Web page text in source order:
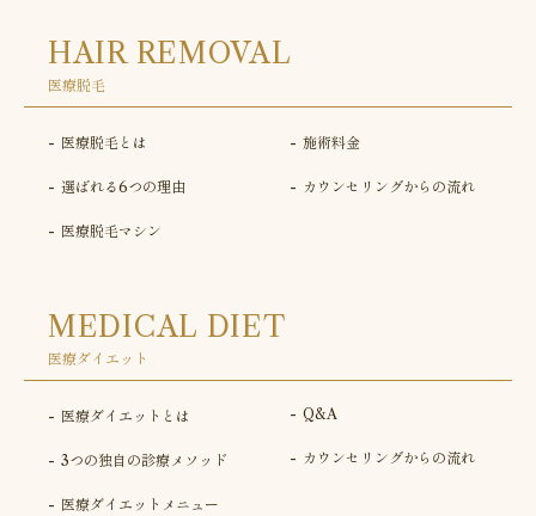
HAIR REMOVAL
医療脱毛
医療脱毛とは
選ばれる6つの理由
医療脱毛マシン
施術料金
カウンセリングからの流れ
MEDICAL DIET
医療ダイエット
医療ダイエットとは
3つの独自の診療メソッド
医療ダイエットメニュー
Q&A
カウンセリングからの流れ